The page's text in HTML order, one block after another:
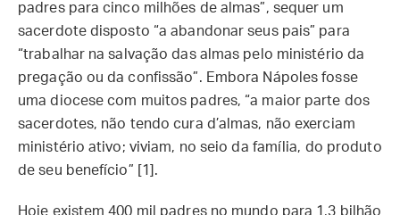
padres para cinco milhões de almas”, sequer um
sacerdote disposto “a abandonar seus pais” para
“trabalhar na salvação das almas pelo ministério da
pregação ou da confissão”. Embora Nápoles fosse
uma diocese com muitos padres, “a maior parte dos
sacerdotes, não tendo cura d’almas, não exerciam
ministério ativo; viviam, no seio da família, do produto
de seu benefício” [1].
Hoje existem 400 mil padres no mundo para 1,3 bilhão